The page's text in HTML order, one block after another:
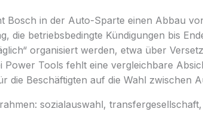
Bosch in der Auto-Sparte einen Abbau
die betriebsbedingte Kündigungen bis
organisiert werden, etwa über
Power Tools fehlt eine vergleichbare
die Beschäftigten auf die Wahl zwischen
sozialauswahl,